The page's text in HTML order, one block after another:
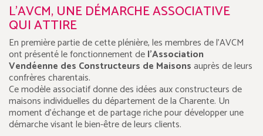
L'AVCM, UNE DÉMARCHE ASSOCIATIVE
QUI ATTIRE
En première partie de cette plénière, les membres de l’AVCM
ont présenté le fonctionnement del’Association
Vendéenne des Constructeurs de Maisonsauprès de leurs
confrères charentais.
Ce modèle associatif donne des idées aux constructeurs de
maisons individuelles du département de la Charente. Un
moment d’échange et de partage riche pour développer une
démarche visant le bien-être de leurs clients.